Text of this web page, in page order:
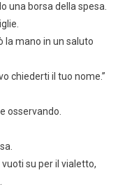
una borsa della spesa.
la mano in un saluto
chiederti il tuo nome.”
osservando.
su per il vialetto,